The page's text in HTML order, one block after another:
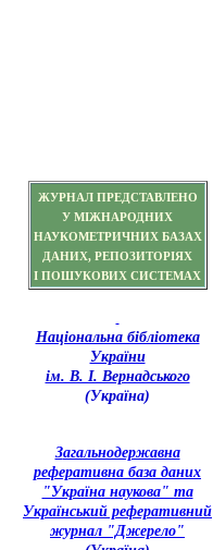
ЖУРНАЛ ПРЕДСТАВЛЕНО
У МІЖНАРОДНИХ
НАУКОМЕТРИЧНИХ БАЗАХ
ДАНИХ, РЕПОЗИТОРІЯХ
І ПОШУКОВИХ СИСТЕМАХ
Національна бібліотека
України
ім. В. І. Вернадського
(Україна)
Загальнодержавна
реферативна база даних
"Україна наукова" та
Український реферативний
журнал "Джерело"